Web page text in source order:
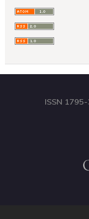
ISSN